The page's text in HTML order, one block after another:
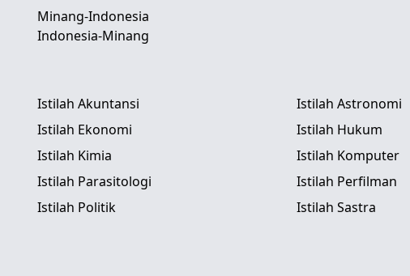
Minang-Indonesia
Indonesia-Minang
Istilah Akuntansi Istilah Astronomi
Istilah Ekonomi Istilah Hukum
Istilah Kimia Istilah Komputer
Istilah Parasitologi Istilah Perfilman
Istilah Politik Istilah Sastra